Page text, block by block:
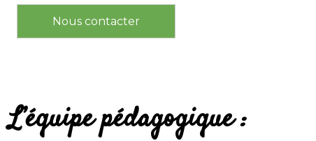
Nous contacter
L’équipe pédagogique :